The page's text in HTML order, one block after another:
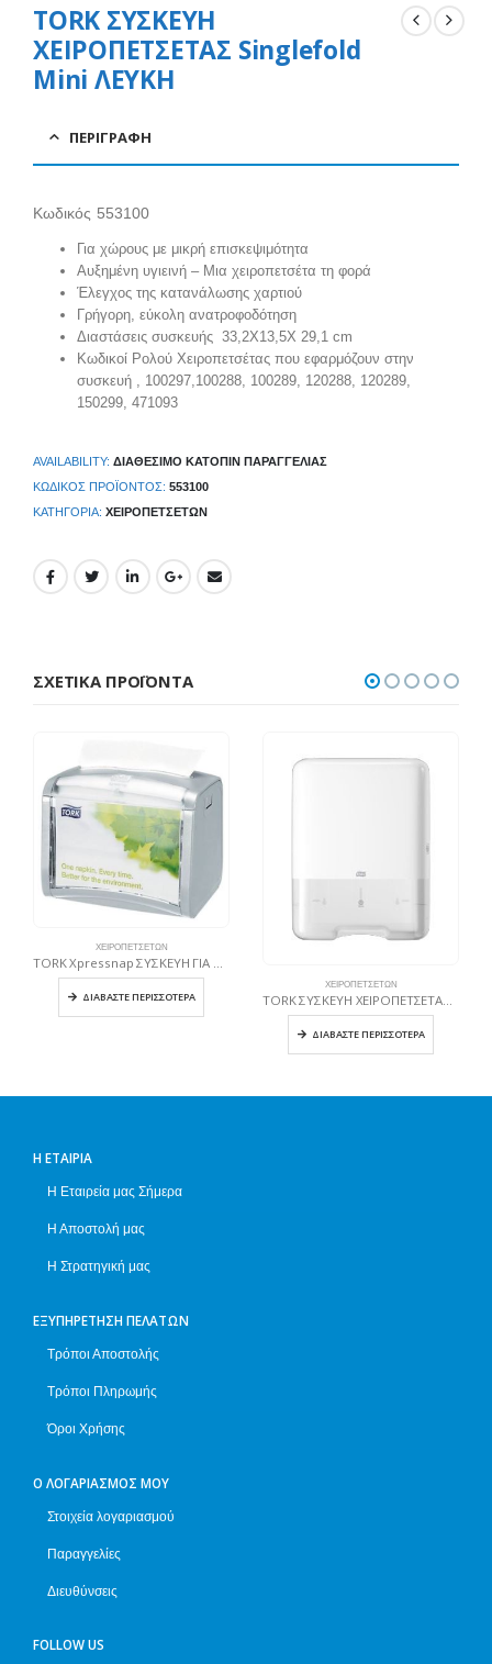
TORK ΣΥΣΚΕΥΗ
ΧΕΙΡΟΠΕΤΣΕΤΑΣ Singlefold
Mini ΛΕΥΚΗ
ΠΕΡΙΓΡΑΦΉ
Κωδικός 553100
Για χώρους με μικρή επισκεψιμότητα
Αυξημένη υγιεινή – Μια χειροπετσέτα τη φορά
Έλεγχος της κατανάλωσης χαρτιού
Γρήγορη, εύκολη ανατροφοδότηση
Διαστάσεις συσκευής 33,2Χ13,5Χ 29,1 cm
Κωδικοί Ρολού Χειροπετσέτας που εφαρμόζουν στην
συσκευή , 100297,100288, 100289, 120288, 120289,
150299, 471093
AVAILABILITY: ΔΙΑΘΈΣΙΜΟ ΚΑΤΌΠΙΝ ΠΑΡΑΓΓΕΛΊΑΣ
ΚΩΔΙΚΌΣ ΠΡΟΪΌΝΤΟΣ: 553100
ΚΑΤΗΓΟΡΊΑ: ΧΕΙΡΟΠΕΤΣΈΤΩΝ
ΣΧΕΤΙΚΆ ΠΡΟΪΌΝΤΑ
ΧΕΙΡΟΠΕΤΣΈΤΩΝ
TORK Xpressnap ΣΥΣΚΕΥΗ ΓΙΑ ΧΑΡΤΟΠΕΤΣΕΤΕΣ ΤΡΑΠΕΖΙΟΥ ΓΚΡΙ
ΔΙΑΒΆΣΤΕ ΠΕΡΙΣΣΌΤΕΡΑ
ΧΕΙΡΟΠΕΤΣΈΤΩΝ
TORK ΣΥΣΚΕΥΗ ΧΕΙΡΟΠΕΤΣΕΤΑΣ Singlefold ΛΕΥΚΗ
ΔΙΑΒΆΣΤΕ ΠΕΡΙΣΣΌΤΕΡΑ
Η ΕΤΑΙΡΊΑ
Η Εταιρεία μας Σήμερα
Η Αποστολή μας
Η Στρατηγική μας
ΕΞΥΠΗΡΈΤΗΣΗ ΠΕΛΑΤΏΝ
Τρόποι Αποστολής
Τρόποι Πληρωμής
Όροι Χρήσης
Ο ΛΟΓΑΡΙΑΣΜΌΣ ΜΟΥ
Στοιχεία λογαριασμού
Παραγγελίες
Διευθύνσεις
FOLLOW US